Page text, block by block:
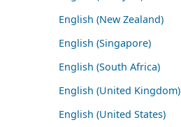
English (New Zealand)
English (Singapore)
English (South Africa)
English (United Kingdom)
English (United States)